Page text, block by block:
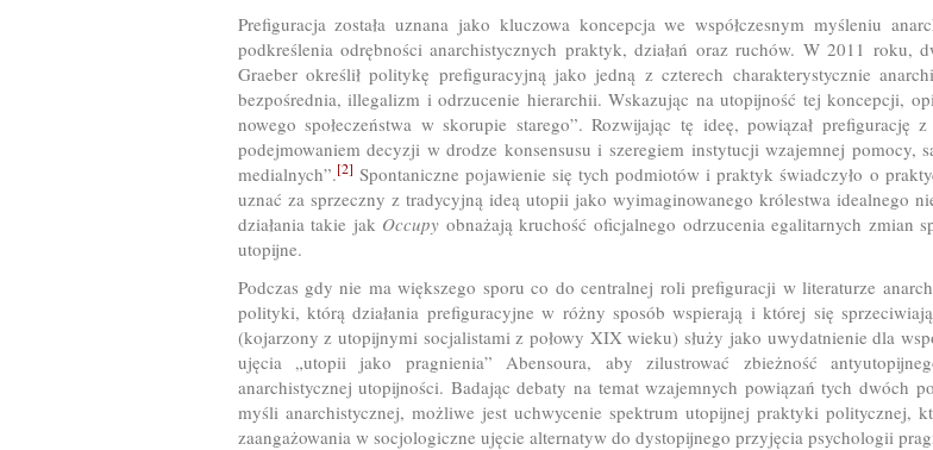
Prefiguracja została uznana jako kluczowa koncepcja we współczesnym myśleniu
podkreślenia odrębności anarchistycznych praktyk, działań oraz ruchów. W 2011 roku,
Graeber określił politykę prefiguracyjną jako jedną z czterech charakterystycznie
bezpośrednia, illegalizm i odrzucenie hierarchii. Wskazując na utopijność tej koncepcji,
nowego społeczeństwa w skorupie starego”. Rozwijając tę ideę, powiązał prefigurację
podejmowaniem decyzji w drodze konsensusu i szeregiem instytucji wzajemnej
medialnych”.[2] Spontaniczne pojawienie się tych podmiotów i praktyk świadczyło o
uznać za sprzeczny z tradycyjną ideą utopii jako wyimaginowanego królestwa idealnego
działania takie jak Occupy obnażają kruchość oficjalnego odrzucenia egalitarnych zmian
utopijne.
Podczas gdy nie ma większego sporu co do centralnej roli prefiguracji w literaturze
polityki, którą działania prefiguracyjne w różny sposób wspierają i której się
(kojarzony z utopijnymi socjalistami z połowy XIX wieku) służy jako uwydatnienie dla
ujęcia „utopii jako pragnienia” Abensoura, aby zilustrować zbieżność
anarchistycznej utopijności. Badając debaty na temat wzajemnych powiązań tych dwóch
myśli anarchistycznej, możliwe jest uchwycenie spektrum utopijnej praktyki politycznej,
zaangażowania w socjologiczne ujęcie alternatyw do dystopijnego przyjęcia psychologii